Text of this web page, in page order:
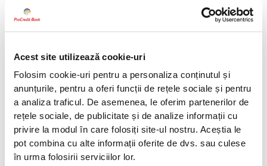
Acest site utilizează cookie-uri
Folosim cookie-uri pentru a personaliza conținutul și
anunțurile, pentru a oferi funcții de rețele sociale și pentru
a analiza traficul. De asemenea, le oferim partenerilor de
rețele sociale, de publicitate și de analize informații cu
privire la modul în care folosiți site-ul nostru. Aceștia le
pot combina cu alte informații oferite de dvs. sau culese
în urma folosirii serviciilor lor.
de lucru, cu rambursare automată la încasarea
Procredit Bank a optimizat procesul de evaluare și
particularitățile fiecărei exploatații agricole, pentru ca
fermierii să își poată dedica timpul activităților din
teren, nu procedurilor administrative.
„ProCredit Bank este un partener de lungă durată al
agriculturii românești. Prin această convenție cu APIA,
reafirmăm angajamentul nostru de a pune la dispoziția